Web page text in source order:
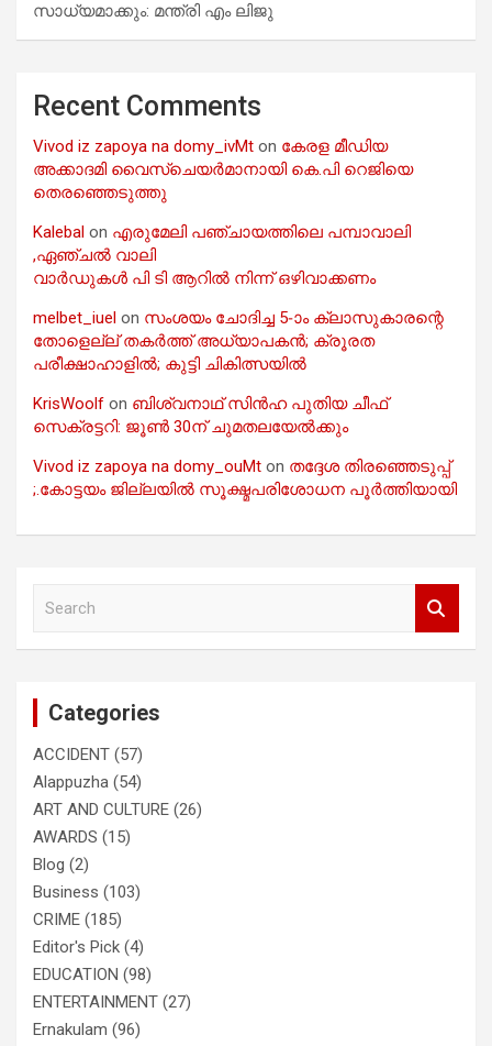
സാധ്യമാക്കും: മന്ത്രി എം ലിജു
Recent Comments
Vivod iz zapoya na domy_ivMt on കേരള മീഡിയ
അക്കാദമി വൈസ്ചെയർമാനായി കെ.പി റെജിയെ
തെരഞ്ഞെടുത്തു
Kalebal on എരുമേലി പഞ്ചായത്തിലെ പമ്പാവാലി
,ഏഞ്ചൽ വാലി
വാർഡുകൾ പി ടി ആറിൽ നിന്ന് ഒഴിവാക്കണം
melbet_iuel on സംശയം ചോദിച്ച 5-ാം ക്ലാസുകാരന്റെ
തോളെല്ല് തകർത്ത് അധ്യാപകൻ; ക്രൂരത
പരീക്ഷാഹാളിൽ; കുട്ടി ചികിത്സയിൽ
KrisWoolf on ബിശ്വനാഥ് സിൻഹ പുതിയ ചീഫ്
സെക്രട്ടറി: ജൂൺ 30ന് ചുമതലയേൽക്കും
Vivod iz zapoya na domy_ouMt on തദ്ദേശ തിരഞ്ഞെടുപ്പ്
;.കോട്ടയം ജില്ലയിൽ സൂക്ഷ്മപരിശോധന പൂർത്തിയായി
Categories
ACCIDENT (57)
Alappuzha (54)
ART AND CULTURE (26)
AWARDS (15)
Blog (2)
Business (103)
CRIME (185)
Editor's Pick (4)
EDUCATION (98)
ENTERTAINMENT (27)
Ernakulam (96)